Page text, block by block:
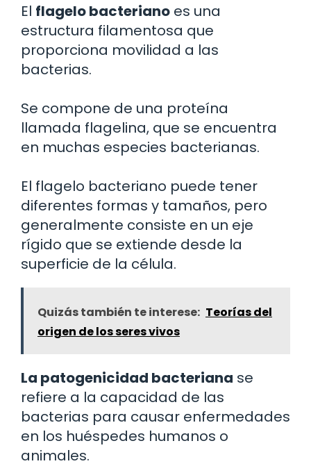
El flagelo bacteriano es una
estructura filamentosa que
proporciona movilidad a las
bacterias.
Se compone de una proteína
llamada flagelina, que se encuentra
en muchas especies bacterianas.
El flagelo bacteriano puede tener
diferentes formas y tamaños, pero
generalmente consiste en un eje
rígido que se extiende desde la
superficie de la célula.
Quizás también te interese: Teorías del
origen de los seres vivos
La patogenicidad bacteriana se
refiere a la capacidad de las
bacterias para causar enfermedades
en los huéspedes humanos o
animales.